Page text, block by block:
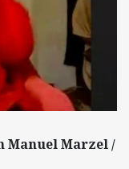
Manuel Marzel /